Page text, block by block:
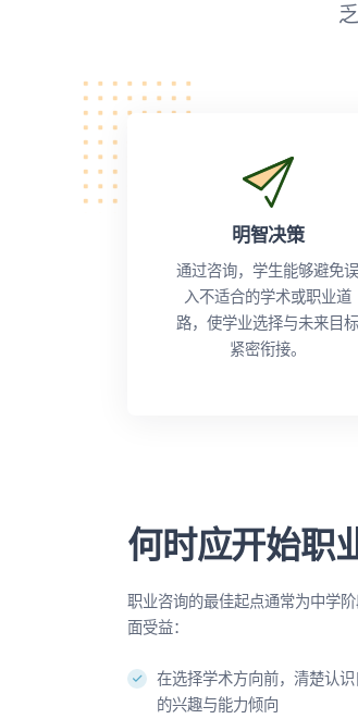
明智决策
通过咨询，学生能够避免误
入不适合的学术或职业道
路，使学业选择与未来目标
紧密衔接。
何时应开始职
职业咨询的最佳起点通常为中学
面受益：
在选择学术方向前，清楚认
的兴趣与能力倾向